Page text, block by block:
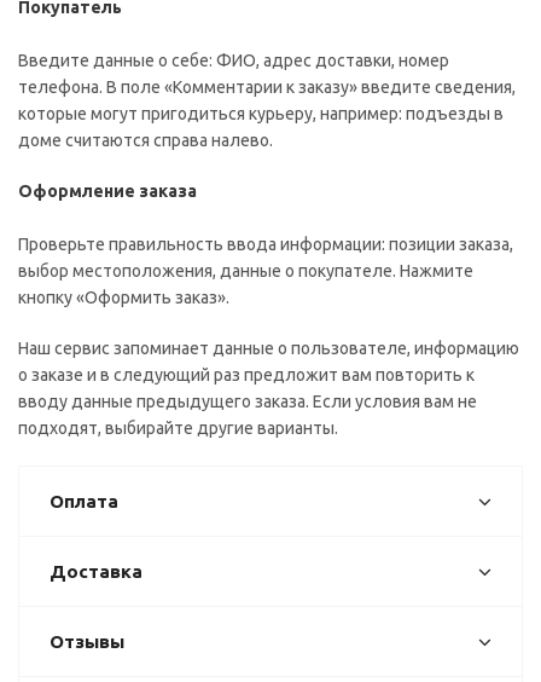
Покупатель
Введите данные о себе: ФИО, адрес доставки, номер
телефона. В поле «Комментарии к заказу» введите сведения,
которые могут пригодиться курьеру, например: подъезды в
доме считаются справа налево.
Оформление заказа
Проверьте правильность ввода информации: позиции заказа,
выбор местоположения, данные о покупателе. Нажмите
кнопку «Оформить заказ».
Наш сервис запоминает данные о пользователе, информацию
о заказе и в следующий раз предложит вам повторить к
вводу данные предыдущего заказа. Если условия вам не
подходят, выбирайте другие варианты.
Оплата
Доставка
Отзывы